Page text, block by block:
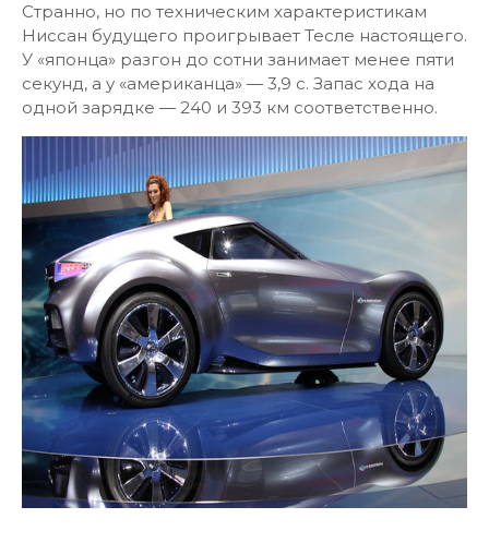
Странно, но по техническим характеристикам
Ниссан будущего проигрывает Тесле настоящего.
У «японца» разгон до сотни занимает менее пяти
секунд, а у «американца» — 3,9 с. Запас хода на
одной зарядке — 240 и 393 км соответственно.